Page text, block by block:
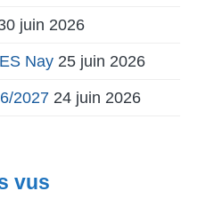
juin 2026
Nay 25 juin 2026
2027 24 juin 2026
vus